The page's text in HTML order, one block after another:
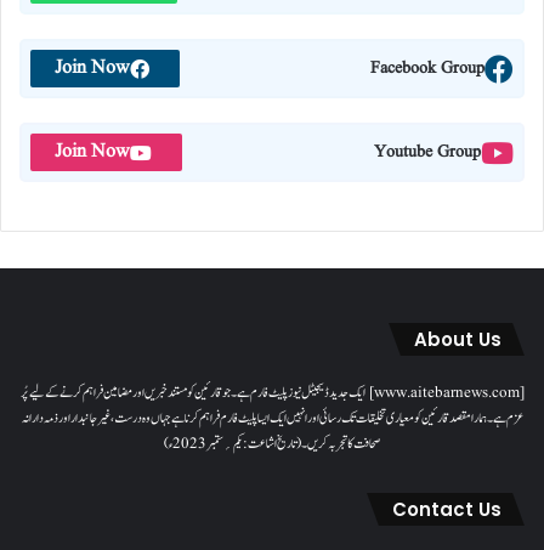
Facebook Group
Join Now
Youtube Group
Join Now
About Us
[www.aitebarnews.com] ایک جدید ڈیجیٹل نیوز پلیٹ فارم ہے۔ جو قارئین کو مستند خبریں اور مضامین فراہم کرنے کے لیے پُر
عزم ہے۔ ہمارا مقصدقارئین کو معیاری تخلیقات تک رسائی اور انہیں ایک ایسا پلیٹ فارم فراہم کرنا ہے جہاں وہ درست، غیر جانبدار اور ذمہ دارانہ
صحافت کا تجربہ کریں۔( تاریخ اشاعت : یکم؍ ستمبر 2023ء)
Contact Us